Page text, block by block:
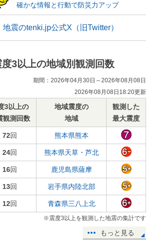
確かな情報と行動で防災力アップ
地震のtenki.jp公式X（旧Twitter）
度3以上の地域別観測回数
期間：2026年04月30日～2026年08月08日
2026年08月08日18:20更新
3以上の
観測回数
地域震度の
地域
観測した
最大震度
72回 熊本県熊本
24回 熊本県天草・芦北
16回 鹿児島県薩摩
13回 岩手県内陸北部
12回 青森県三八上北
※震度3以上を観測した地震の集計です
もっと見る